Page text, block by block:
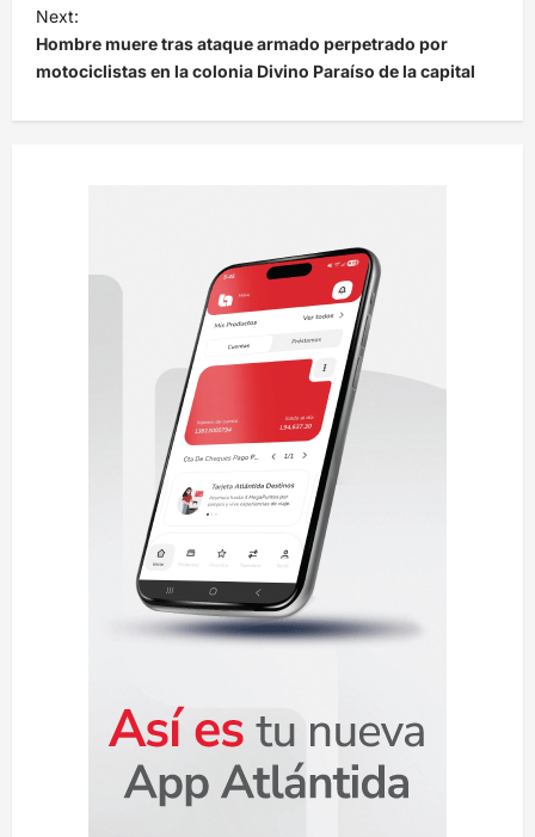
e
g
a
Next:
Hombre muere tras ataque armado perpetrado por
motociclistas en la colonia Divino Paraíso de la capital